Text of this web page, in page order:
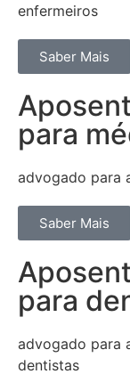
enfermeiros
Saber Mais
para
advogado para
Saber Mais
para
advogado para
dentistas